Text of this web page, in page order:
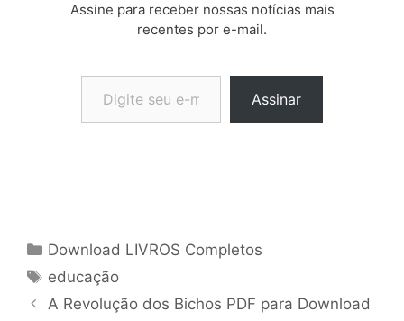
Assine para receber nossas notícias mais
recentes por e-mail.
Digite seu e-mail…
Assinar
Categorias
Download LIVROS Completos
Tags
educação
A Revolução dos Bichos PDF para Download